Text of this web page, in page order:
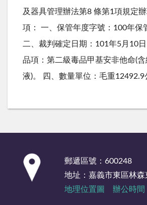
及器具管理辦法第8 條第1項規定
項： 一、保管年度字號：100年保
二、裁判確定日期：101年5月10
品項：第二級毒品甲基安非他命(
液)。 四、數量單位：毛重12492.9
郵遞區號：600248
地址：嘉義市東區林森
地理位置圖
辦公時間